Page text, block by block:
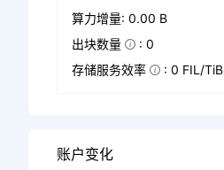
算力增量: 0.00 B
出块数量
: 0
存储服务效率
: 0 FIL/TiB
账户变化